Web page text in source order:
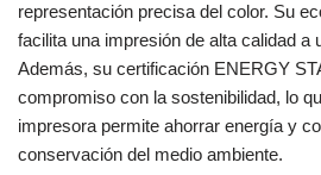
representación precisa del color. Su
facilita una impresión de alta calidad a
Además, su certificación ENERGY
compromiso con la sostenibilidad, lo
impresora permite ahorrar energía y
conservación del medio ambiente.